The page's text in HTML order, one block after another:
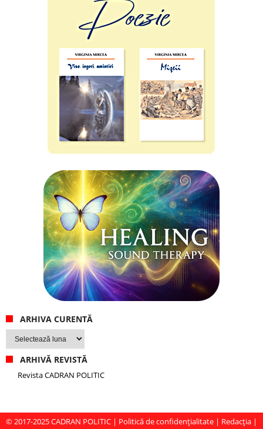
ARHIVA CURENTĂ
Arhiva
ARHIVĂ REVISTĂ
Revista CADRAN POLITIC
© 2017-2025CADRAN POLITIC | Politică de confidențialitate | Redacția |